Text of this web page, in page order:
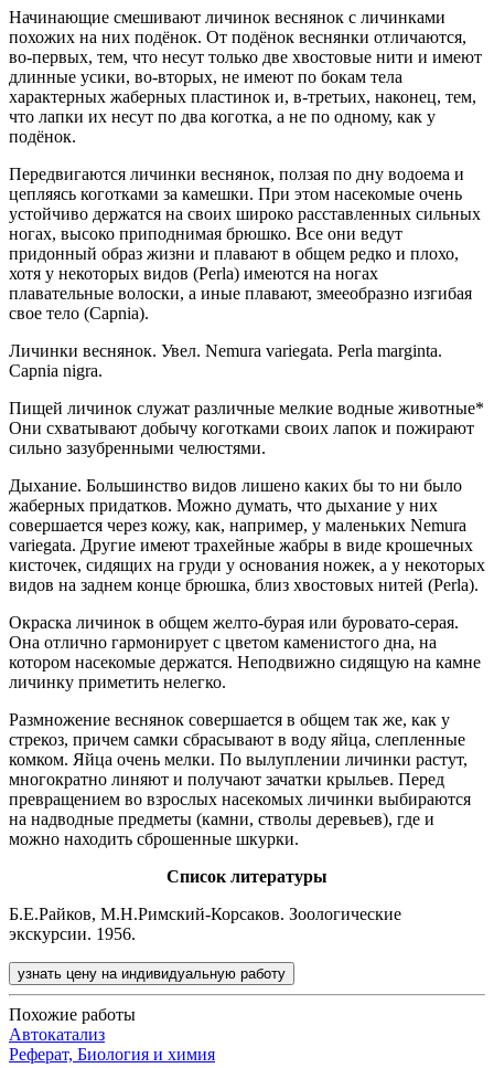
Начинающие смешивают личинок веснянок с личинками
похожих на них подёнок. От подёнок веснянки отличаются,
во-первых, тем, что несут только две хвостовые нити и имеют
длинные усики, во-вторых, не имеют по бокам тела
характерных жаберных пластинок и, в-третьих, наконец, тем,
что лапки их несут по два коготка, а не по одному, как у
подёнок.
Передвигаются личинки веснянок, ползая по дну водоема и
цепляясь коготками за камешки. При этом насекомые очень
устойчиво держатся на своих широко расставленных сильных
ногах, высоко приподнимая брюшко. Все они ведут
придонный образ жизни и плавают в общем редко и плохо,
хотя у некоторых видов (Perla) имеются на ногах
плавательные волоски, а иные плавают, змееобразно изгибая
свое тело (Capnia).
Личинки веснянок. Увел. Nemura variegata. Perla marginta.
Capnia nigra.
Пищей личинок служат различные мелкие водные животные*
Они схватывают добычу коготками своих лапок и пожирают
сильно зазубренными челюстями.
Дыхание. Большинство видов лишено каких бы то ни было
жаберных придатков. Можно думать, что дыхание у них
совершается через кожу, как, например, у маленьких Nemura
variegata. Другие имеют трахейные жабры в виде крошечных
кисточек, сидящих на груди у основания ножек, а у некоторых
видов на заднем конце брюшка, близ хвостовых нитей (Perla).
Окраска личинок в общем желто-бурая или буровато-серая.
Она отлично гармонирует с цветом каменистого дна, на
котором насекомые держатся. Неподвижно сидящую на камне
личинку приметить нелегко.
Размножение веснянок совершается в общем так же, как у
стрекоз, причем самки сбрасывают в воду яйца, слепленные
комком. Яйца очень мелки. По вылуплении личинки растут,
многократно линяют и получают зачатки крыльев. Перед
превращением во взрослых насекомых личинки выбираются
на надводные предметы (камни, стволы деревьев), где и
можно находить сброшенные шкурки.
Список литературы
Б.Е.Райков, М.Н.Римский-Корсаков. Зоологические
экскурсии. 1956.
узнать цену на индивидуальную работу
Похожие работы
Автокатализ
Реферат, Биология и химия